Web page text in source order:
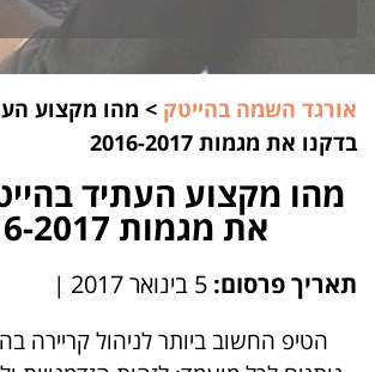
אורגד השמה בהייטק > מהו מקצוע
בדקנו את מגמות 2016-2017
מהו מקצוע העתיד
את מגמות 2016-2017
תאריך פרסום: 5 בינואר 2017
|
הטיפ החשוב ביותר לניהול קריירה